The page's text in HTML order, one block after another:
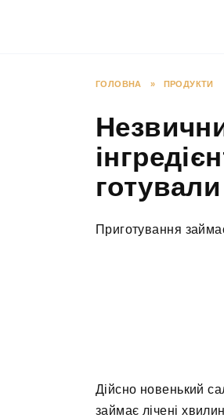
ГОЛОВНА » ПРОДУКТИ
готували
Приготування
Дійсно новенький
займає лічені